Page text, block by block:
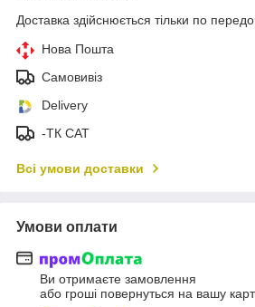
Доставка здійснюється тільки по
Нова Пошта
Самовивіз
Delivery
-ТК САТ
Всі умови доставки
Умови оплати
Ви отримаєте замовлення
або гроші повернуться на вашу